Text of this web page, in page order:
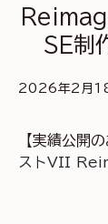
SE制
2026年2月
【実績公開
ストVII